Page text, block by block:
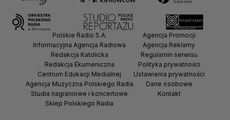
Polskie Radio S.A.
Informacyjna Agencja Radiowa
Redakcja Katolicka
Redakcja Ekumeniczna
Centrum Edukacji Medialnej
Agencja Muzyczna Polskiego Radia
Studia nagraniowe i koncertowe
Sklep Polskiego Radia
Agencja Promocji
Agencja Reklamy
Regulamin serwisu
Polityka prywatności
Ustawienia prywatności
Dane osobowe
Kontakt